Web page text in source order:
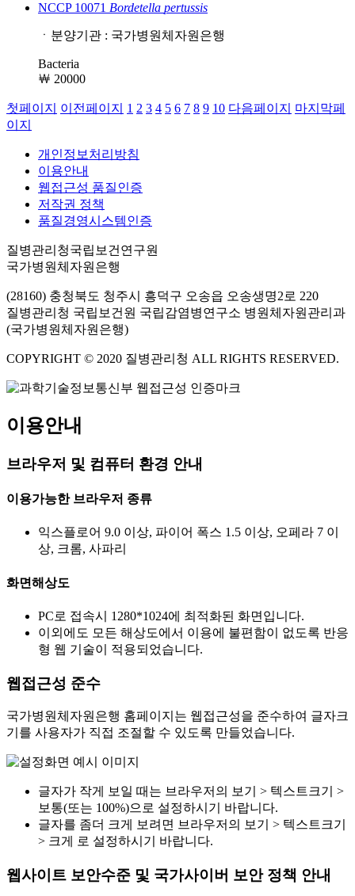
NCCP 10071 Bordetella pertussis
ㆍ분양기관 : 국가병원체자원은행
Bacteria
￦ 20000
첫페이지 이전페이지 1 2 3 4 5 6 7 8 9 10 다음페이지
마지막페
이지
개인정보처리방침
이용안내
웹접근성 품질인증
저작권 정책
품질경영시스템인증
질병관리청국립보건연구원
국가병원체자원은행
(28160) 충청북도 청주시 흥덕구 오송읍 오송생명2로 220
질병관리청 국립보건원 국립감염병연구소 병원체자원관리과
(국가병원체자원은행)
COPYRIGHT © 2020 질병관리청 ALL RIGHTS RESERVED.
이용안내
브라우저 및 컴퓨터 환경 안내
이용가능한 브라우저 종류
익스플로어 9.0 이상, 파이어 폭스 1.5 이상, 오페라 7 이
상, 크롬, 사파리
화면해상도
PC로 접속시 1280*1024에 최적화된 화면입니다.
이외에도 모든 해상도에서 이용에 불편함이 없도록 반응
형 웹 기술이 적용되었습니다.
웹접근성 준수
국가병원체자원은행 홈페이지는 웹접근성을 준수하여 글자크
기를 사용자가 직접 조절할 수 있도록 만들었습니다.
글자가 작게 보일 때는 브라우저의 보기 > 텍스트크기 >
보통(또는 100%)으로 설정하시기 바랍니다.
글자를 좀더 크게 보려면 브라우저의 보기 > 텍스트크기
> 크게 로 설정하시기 바랍니다.
웹사이트 보안수준 및 국가사이버 보안 정책 안내